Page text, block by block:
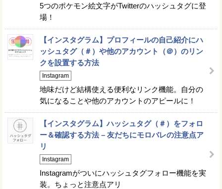
5つのポケモン絵文字がTwitterのハッシュタグに登
場！
【インスタグラム】プロフィールの自己紹介にハ
ッシュタグ（＃）や他のアカウント（＠）のリン
クを設置する方法
Instagram
地味だけど結構使える便利なリンク機能。自分の
気になることや他のアカウントのアピールに！
【インスタグラム】ハッシュタグ（＃）をフォロ
ー＆確認する方法 – 友だちにモロバレの注意点ア
リ
Instagram
Instagramがついにハッシュタグフォロー機能を実
装。ちょっと注意点アリ